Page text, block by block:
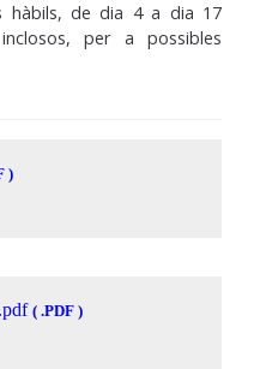
hàbils, de dia 4 a dia 17
per a possibles
)
( .PDF )